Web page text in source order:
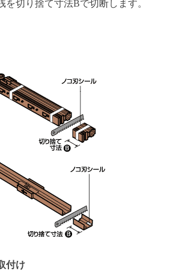
を切り捨て寸法Bで切断します。
付け